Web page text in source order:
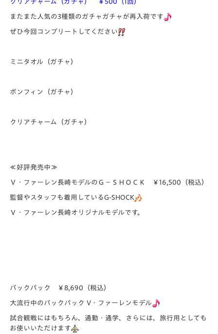
クリアチャーム（ガチャ） ￥500（1回）
またまた人気の3種類のガチャガチャが再入荷です
ぜひ今回コンプリートしてください
ミニタオル（ガチャ）
ボンフィン（ガチャ）
クリアチャーム（ガチャ）
≪好評発売中≫
Ｖ・ファーレン長崎モデルのＧ－ＳＨＯＣＫ ￥16,500（税込）
監督やスタッフも着用しているG-SHOCK
Ｖ・ファーレン長崎オリジナルモデルです。
バックパック ￥8,690（税込）
大流行中のバックパック V・ファーレンモデル
試合観戦にはもちろん、通勤・通学、さらには、旅行用としても
お使いいただけます